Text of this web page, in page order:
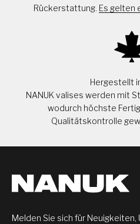
Rückerstattung. Es gelten
Hergestellt
NANUK valises werden mit
wodurch höchste
Qualitätskontrolle
Melden Sie sich für